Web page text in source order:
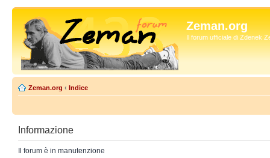
Zeman.org
Il forum ufficiale di Zdenek
Zeman.org ‹ Indice
Informazione
Il forum è in manutenzione